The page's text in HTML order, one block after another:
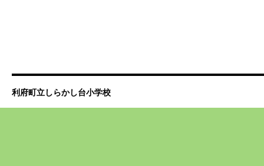
利府町立しらかし台小学校